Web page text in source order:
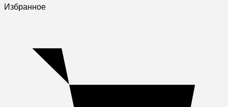
Избранное